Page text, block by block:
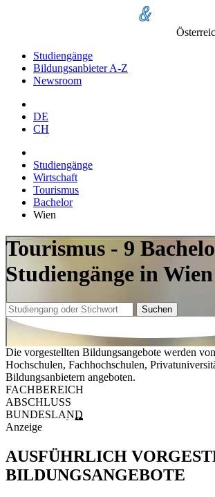
Studiengänge
Bildungsanbieter A-Z
Newsroom
DE
CH
Studiengänge
Wirtschaft
Tourismus
Bachelor
Wien
Tourismus - 9
Studiengänge in Wien
Suchen
Die vorgestellten Bildungsangebote werden
Hochschulen, Fachhochschulen,
Bildungsanbietern angeboten.
FACHBEREICH
ABSCHLUSS
BUNDESLAND
Anzeige
AUSFÜHRLICH
BILDUNGSANGEBOTE